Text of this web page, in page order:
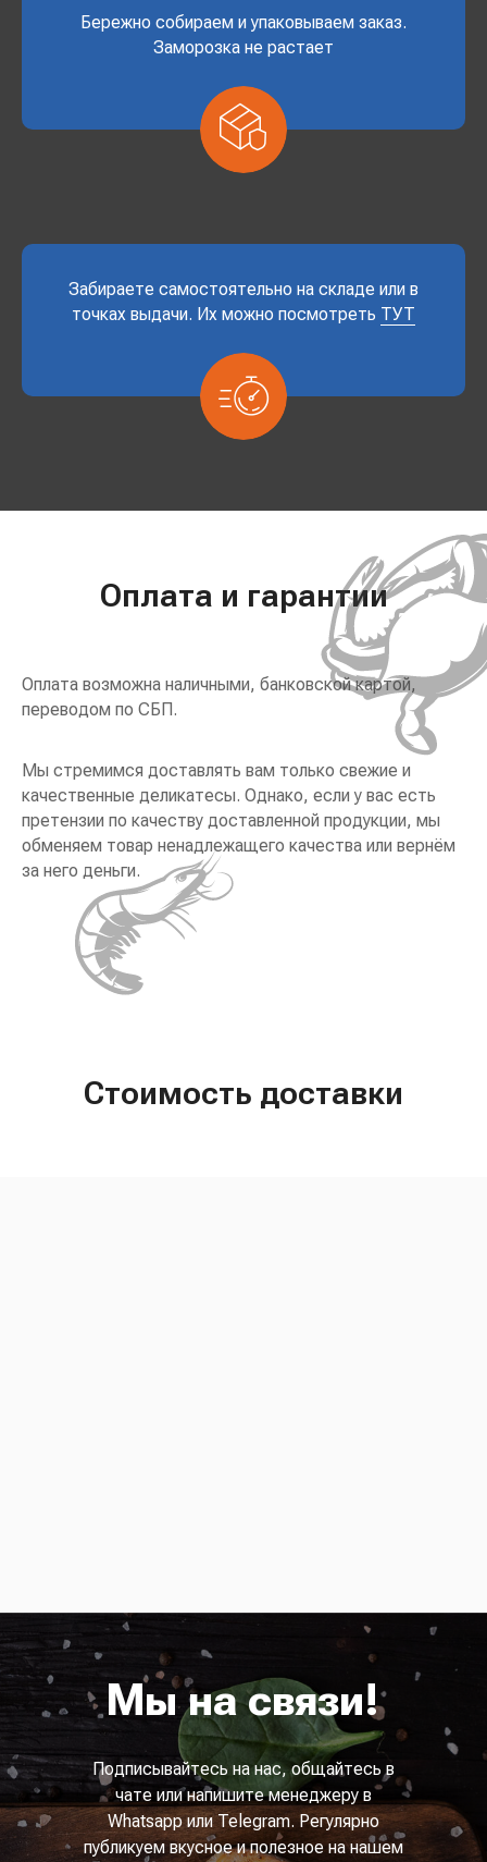
Бережно собираем и упаковываем заказ.
Заморозка не растает
Забираете самостоятельно на складе или в
точках выдачи. Их можно посмотреть ТУТ
Оплата и гарантии
Оплата возможна наличными, банковской картой,
переводом по СБП.
Мы стремимся доставлять вам только свежие и
качественные деликатесы. Однако, если у вас есть
претензии по качеству доставленной продукции, мы
обменяем товар ненадлежащего качества или вернём
за него деньги.
Стоимость доставки
Мы на связи!
Подписывайтесь на нас, общайтесь в
чате или напишите менеджеру в
Whatsapp или Telegram. Регулярно
публикуем вкусное и полезное на нашем